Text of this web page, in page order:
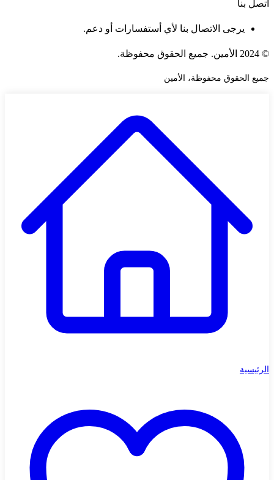
اتصل بنا
يرجى الاتصال بنا لأي أستفسارات أو دعم.
© 2024 الأمين. جميع الحقوق محفوظة.
جميع الحقوق محفوظة، الأمين
الرئيسية